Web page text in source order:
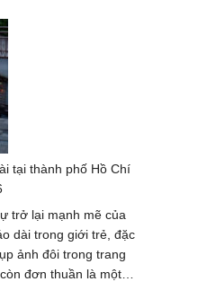
–
gói
cao
cấp
tại thành phố Hồ Chí
trở lại mạnh mẽ của
dài trong giới trẻ, đặc
ảnh đôi trong trang
đơn thuần là một…